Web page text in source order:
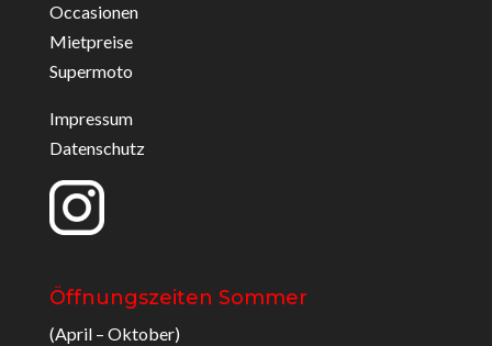
Occasionen
Mietpreise
Supermoto
Impressum
Datenschutz
Öffnungszeiten Sommer
(April – Oktober)